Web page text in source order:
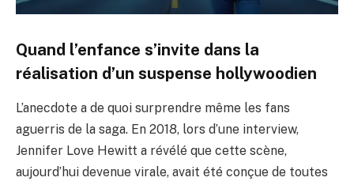
Quand l’enfance s’invite dans la
réalisation d’un suspense hollywoodien
L’anecdote a de quoi surprendre même les fans
aguerris de la saga. En 2018, lors d’une interview,
Jennifer Love Hewitt a révélé que cette scène,
aujourd’hui devenue virale, avait été conçue de toutes